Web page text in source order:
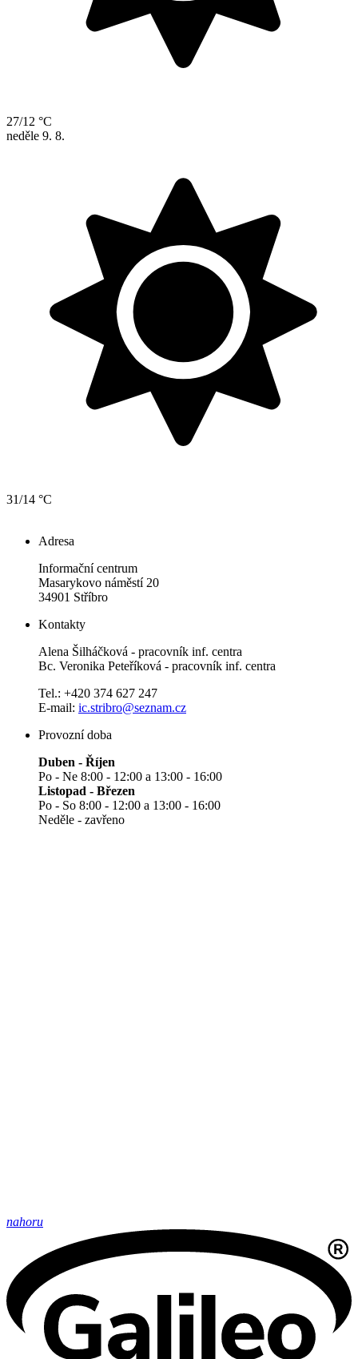
27/12 °C
neděle 9. 8.
31/14 °C
Adresa
Informační centrum
Masarykovo náměstí 20
34901 Stříbro
Kontakty
Alena Šilháčková - pracovník inf. centra
Bc. Veronika Peteříková - pracovník inf. centra
Tel.: +420 374 627 247
E-mail: ic.stribro@seznam.cz
Provozní doba
Duben - Říjen
Po - Ne 8:00 - 12:00 a 13:00 - 16:00
Listopad - Březen
Po - So 8:00 - 12:00 a 13:00 - 16:00
Neděle - zavřeno
nahoru